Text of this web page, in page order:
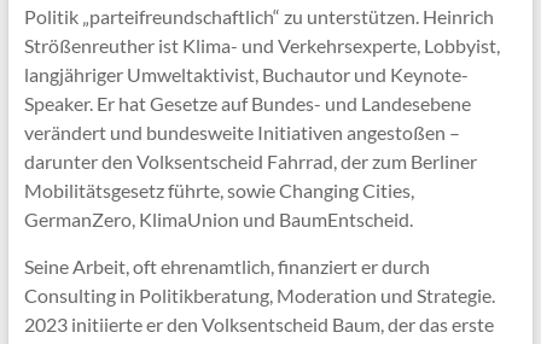
Politik „parteifreundschaftlich“ zu unterstützen. Heinrich
Strößenreuther ist Klima- und Verkehrsexperte, Lobbyist,
langjähriger Umweltaktivist, Buchautor und Keynote-
Speaker. Er hat Gesetze auf Bundes- und Landesebene
verändert und bundesweite Initiativen angestoßen –
darunter den Volksentscheid Fahrrad, der zum Berliner
Mobilitätsgesetz führte, sowie Changing Cities,
GermanZero, KlimaUnion und BaumEntscheid.
Seine Arbeit, oft ehrenamtlich, finanziert er durch
Consulting in Politikberatung, Moderation und Strategie.
2023 initiierte er den Volksentscheid Baum, der das erste